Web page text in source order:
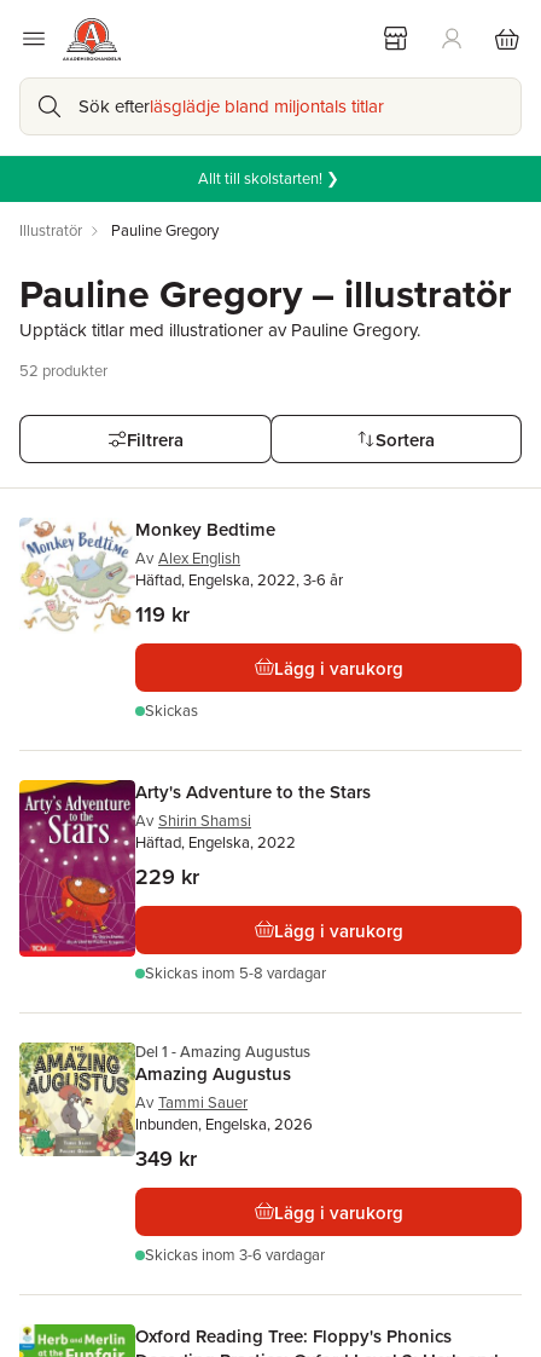
Sök efterläsglädje bland miljontals titlar
Allt till skolstarten! ❯
Illustratör Pauline Gregory
Pauline Gregory – illustratör
Upptäck titlar med illustrationer av Pauline Gregory.
52 produkter
Filtrera Sortera
Monkey Bedtime
Av Alex English
Häftad, Engelska, 2022, 3-6 år
119 kr
Lägg i varukorg
Skickas
Arty's Adventure to the Stars
Av Shirin Shamsi
Häftad, Engelska, 2022
229 kr
Lägg i varukorg
Skickas inom 5-8 vardagar
Del 1 - Amazing Augustus
Amazing Augustus
Av Tammi Sauer
Inbunden, Engelska, 2026
349 kr
Lägg i varukorg
Skickas inom 3-6 vardagar
Oxford Reading Tree: Floppy's Phonics